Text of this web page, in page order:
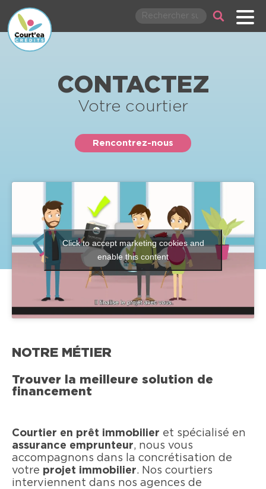
COURT’EA CRÉDITS,
Court’ea Crédits, courtier à Grenoble
Rechercher
Menu
CONTACTEZ
Votre courtier
Rencontrez-nous
Click to accept marketing cookies and
enable this content
NOTRE MÉTIER
Trouver la meilleure solution de
financement
Courtier en prêt immobilier et spécialisé en
assurance emprunteur, nous vous
accompagnons dans la concrétisation de
votre projet immobilier. Nos courtiers
interviennent dans nos agences de